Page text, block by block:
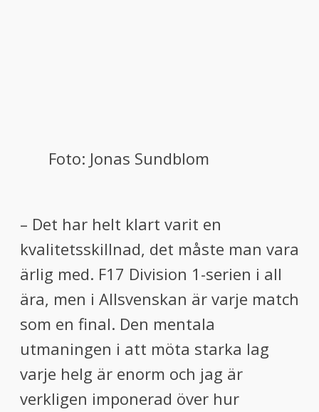
Foto: Jonas Sundblom
– Det har helt klart varit en
kvalitetsskillnad, det måste man vara
ärlig med. F17 Division 1-serien i all
ära, men i Allsvenskan är varje match
som en final. Den mentala
utmaningen i att möta starka lag
varje helg är enorm och jag är
verkligen imponerad över hur